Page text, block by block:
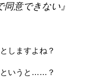
同意できない』
しますよね？
というと……？